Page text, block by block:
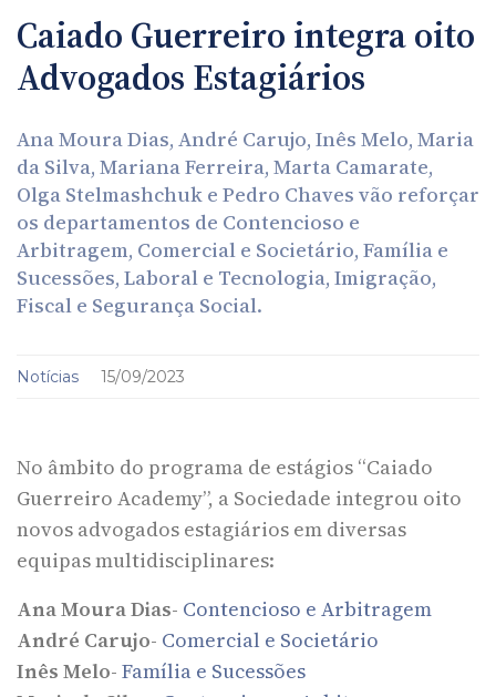
Caiado Guerreiro integra oito
Advogados Estagiários
Ana Moura Dias, André Carujo, Inês Melo, Maria
da Silva, Mariana Ferreira, Marta Camarate,
Olga Stelmashchuk e Pedro Chaves vão reforçar
os departamentos de Contencioso e
Arbitragem, Comercial e Societário, Família e
Sucessões, Laboral e Tecnologia, Imigração,
Fiscal e Segurança Social.
Notícias 15/09/2023
No âmbito do programa de estágios “Caiado
Guerreiro Academy”, a Sociedade integrou oito
novos advogados estagiários em diversas
equipas multidisciplinares:
Ana Moura Dias- Contencioso e Arbitragem
André Carujo- Comercial e Societário
Inês Melo- Família e Sucessões